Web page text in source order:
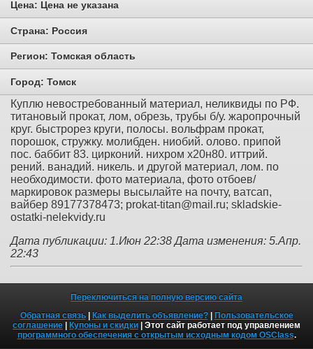
Цена: Цена не указана
Страна: Россия
Регион: Томская область
Город: Томск
Куплю невостребованный материал, неликвиды по РФ.
титановый прокат, лом, обрезь, трубы б/у. жаропрочный
круг. быстрорез круги, полосы. вольфрам прокат,
порошок, стружку. молибден. ниобий. олово. припой
пос. баббит 83. цирконий. нихром х20н80. иттрий.
рений. ванадий. никель. и другой материал, лом. по
необходимости. фото материала, фото отбоев/
маркировок размеры высылайте на почту, ватсап,
вайбер 89177378473; prokat-titan@mail.ru; skladskie-
ostatki-nelekvidy.ru
Дата публикации: 1.Июн 22:38 Дата изменения: 5.Апр.
22:43
Переключиться на полную версию сайта
Обратная связь| Как выделить объявление?| Пользовательское
соглашение | Купоны и скидки | Этот сайт работает под управлением
программного обеспечения с открытым исходным кодом OSClass.